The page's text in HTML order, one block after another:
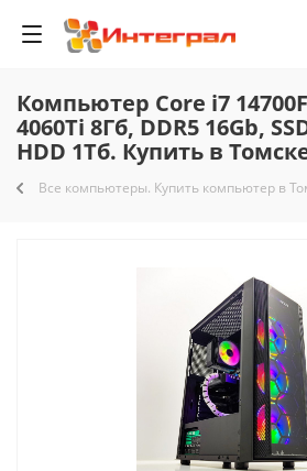
Компьютер Core i7
4060Ti 8Гб, DDR5 16Gb,
HDD 1Тб. Купить в
Все компьютеры. Купить компьютер в